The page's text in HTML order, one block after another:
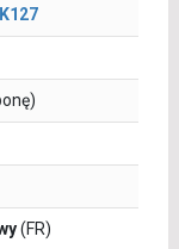
(FR)